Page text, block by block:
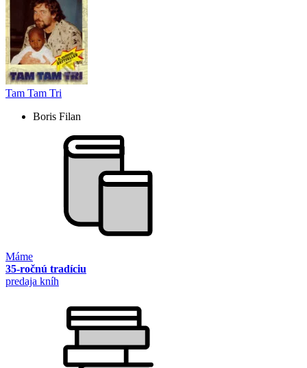
Tam Tam Tri
Boris Filan
Máme
35-ročnú tradíciu
predaja kníh